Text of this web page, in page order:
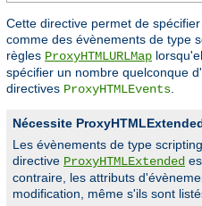
Cette directive permet de
comme des évènements de type
règles ProxyHTMLURLMap
spécifier un nombre quelconque
directives ProxyHTMLEvents
Nécessite
Les évènements de type
directive ProxyHTMLExtended
contraire, les attributs
modification, même s'ils sont